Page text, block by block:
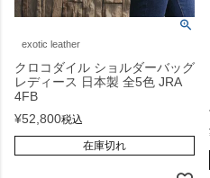
exotic leather
クロコダイル ショルダーバッグ
レディース 日本製 全5色 JRA
4FB
¥52,800税込
在庫切れ